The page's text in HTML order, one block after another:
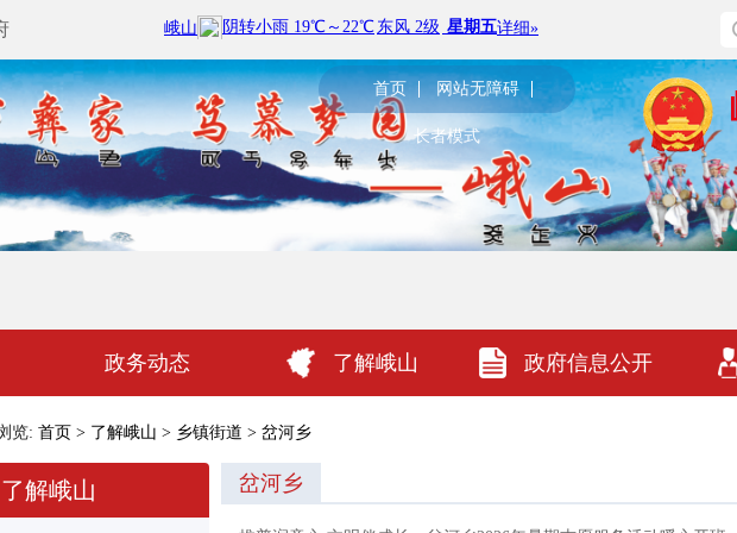
首页 网站无障碍
长者模式
政务动态 了解峨山 政府信息公开
动
览: 首页 > 了解峨山 > 乡镇街道 > 岔河乡
了解峨山 岔河乡